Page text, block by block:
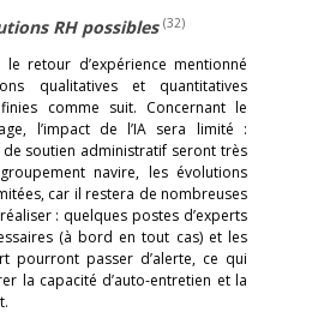
RH possibles (32)
retour d’expérience mentionné
qualitatives et quantitatives
comme suit. Concernant le
l’impact de l’IA sera limité :
soutien administratif seront très
navire, les évolutions
car il restera de nombreuses
: quelques postes d’experts
(à bord en tout cas) et les
pourront passer d’alerte, ce qui
la capacité d’auto-entretien et la